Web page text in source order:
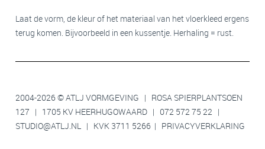
Laat de vorm, de kleur of het materiaal van het vloerkleed ergens
terug komen. Bijvoorbeeld in een kussentje. Herhaling = rust.
2004-2026 © ATLJ VORMGEVING | ROSA SPIERPLANTSOEN
127 | 1705 KV HEERHUGOWAARD | 072 572 75 22 |
STUDIO@ATLJ.NL | KVK 3711 5266 | PRIVACYVERKLARING